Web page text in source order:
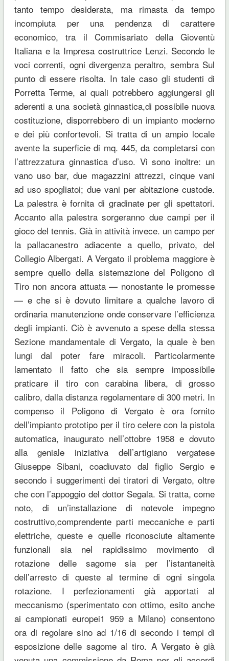
tanto tempo desiderata, ma rimasta da tempo
incompiuta per una pendenza di carattere
economico, tra il Commisariato della Gioventù
Italiana e la Impresa costruttrice Lenzi. Secondo le
voci correnti, ogni divergenza peraltro, sembra Sul
punto di essere risolta. In tale caso gli studenti di
Porretta Terme, ai quali potrebbero aggiungersi gli
aderenti a una società ginnastica,di possibile nuova
costituzione, disporrebbero di un impianto moderno
e dei più confortevoli. Si tratta di un ampio locale
avente la superficie di mq. 445, da completarsi con
l’attrezzatura ginnastica d’uso. Vi sono inoltre: un
vano uso bar, due magazzini attrezzi, cinque vani
ad uso spogliatoi; due vani per abitazione custode.
La palestra è fornita di gradinate per gli spettatori.
Accanto alla palestra sorgeranno due campi per il
gioco del tennis. Già in attività invece. un campo per
la pallacanestro adiacente a quello, privato, del
Collegio Albergati. A Vergato il problema maggiore è
sempre quello della sistemazione del Poligono di
Tiro non ancora attuata — nonostante le promesse
— e che si è dovuto limitare a qualche lavoro di
ordinaria manutenzione onde conservare l’efficienza
degli impianti. Ciò è avvenuto a spese della stessa
Sezione mandamentale di Vergato, la quale è ben
lungi dal poter fare miracoli. Particolarmente
lamentato il fatto che sia sempre impossibile
praticare il tiro con carabina libera, di grosso
calibro, dalla distanza regolamentare di 300 metri. In
compenso il Poligono di Vergato è ora fornito
dell’impianto prototipo per il tiro celere con la pistola
automatica, inaugurato nell’ottobre 1958 e dovuto
alla geniale iniziativa dell’artigiano vergatese
Giuseppe Sibani, coadiuvato dal figlio Sergio e
secondo i suggerimenti dei tiratori di Vergato, oltre
che con l’appoggio del dottor Segala. Si tratta, come
noto, di un’installazione di notevole impegno
costruttivo,comprendente parti meccaniche e parti
elettriche, queste e quelle riconosciute altamente
funzionali sia nel rapidissimo movimento di
rotazione delle sagome sia per l’istantaneità
dell’arresto di queste al termine di ogni singola
rotazione. I perfezionamenti già apportati al
meccanismo (sperimentato con ottimo, esito anche
ai campionati europei1 959 a Milano) consentono
ora di regolare sino ad 1/16 di secondo i tempi di
esposizione delle sagome al tiro. A Vergato è già